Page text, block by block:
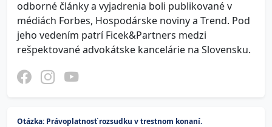
odborné články a vyjadrenia boli publikované v
médiách Forbes, Hospodárske noviny a Trend. Pod
jeho vedením patrí Ficek&Partners medzi
rešpektované advokátske kancelárie na Slovensku.
Otázka: Právoplatnosť rozsudku v trestnom konaní.